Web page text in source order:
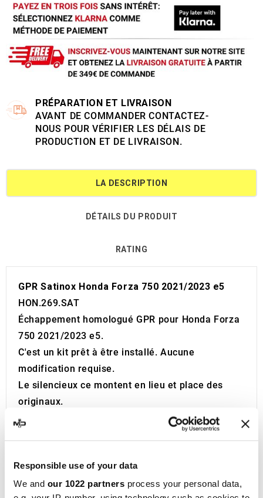
Responsible use of your data
We and our 1022 partners process your personal data,
PRÉPARATION ET LIVRAISON
AVANT DE COMMANDER CONTACTEZ-
NOUS POUR VÉRIFIER LES DÉLAIS DE
PRODUCTION ET DE LIVRAISON.
LA DESCRIPTION
DÉTAILS DU PRODUIT
RATING
GPR Satinox Honda Forza 750 2021/2023 e5
HON.269.SAT
Échappement homologué GPR pour Honda Forza
750 2021/2023 e5.
C'est un kit prêt à être installé. Aucune
modification requise.
Le silencieux ce montent en lieu et place des
originaux.
Les fixations sont fournies.
Certificat ed code d'homologation européenne
Le catalyseur ce n'est pas inclus dans le kit.
Made in Italy 100%.